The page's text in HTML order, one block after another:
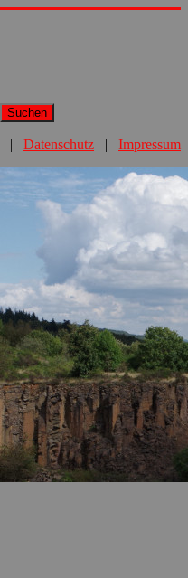
Suchen
| Datenschutz | Impressum